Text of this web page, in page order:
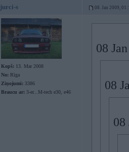
jurci-s 08. Jan 2009,
Kopš: 13. Mar 2008
No: Rīga
Ziņojumi: 3386
Braucu ar: 3-er...M-tech e30, e46
08
08
08